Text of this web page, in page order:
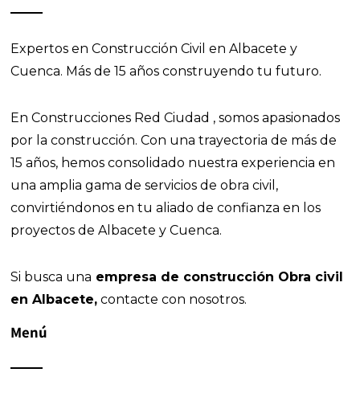
Expertos en Construcción Civil en Albacete y
Cuenca. Más de 15 años construyendo tu futuro.
En Construcciones Red Ciudad , somos apasionados
por la construcción. Con una trayectoria de más de
15 años, hemos consolidado nuestra experiencia en
una amplia gama de servicios de obra civil,
convirtiéndonos en tu aliado de confianza en los
proyectos de Albacete y Cuenca.
Si busca una empresa de construcción Obra civil
en Albacete, contacte con nosotros.
Menú